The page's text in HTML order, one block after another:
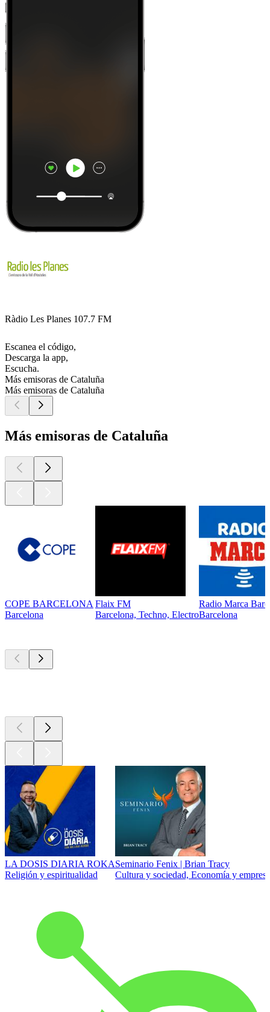
Ràdio Les Planes 107.7 FM
Escanea el código,
Descarga la app,
Escucha.
Más emisoras de Cataluña
Más emisoras de Cataluña
Más emisoras de Cataluña
COPE BARCELONA
Barcelona
Flaix FM
Barcelona, Techno, Electro
Radio Marca
Barcelona
LA DOSIS DIARIA ROKA
Religión y espiritualidad
Seminario Fenix | Brian Tracy
Cultura y sociedad, Economía y